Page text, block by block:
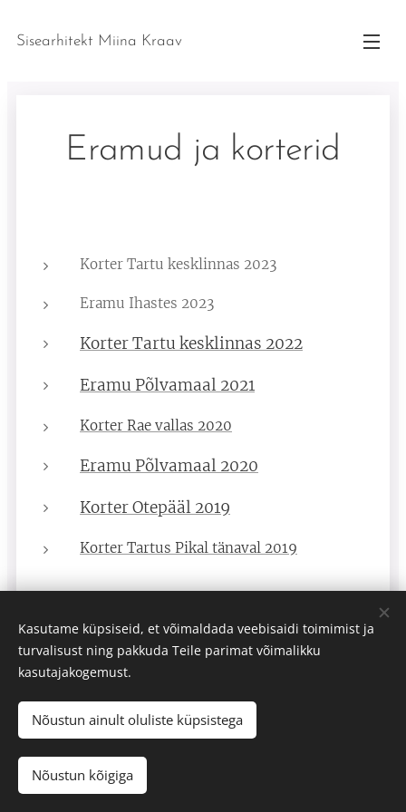
Sisearhitekt Miina Kraav
Eramud ja korterid
Korter Tartu kesklinnas 2023
Eramu Ihastes 2023
Korter Tartu kesklinnas 2022
Eramu Põlvamaal 2021
Korter Rae vallas 2020
Eramu Põlvamaal 2020
Korter Otepääl 2019
Korter Tartus Pikal tänaval 2019
Powered by
Kasutame küpsiseid, et võimaldada veebisaidi toimimist ja
turvalisust ning pakkuda Teile parimat võimalikku
kasutajakogemust.
Nõustun ainult oluliste küpsistega
Nõustun kõigiga